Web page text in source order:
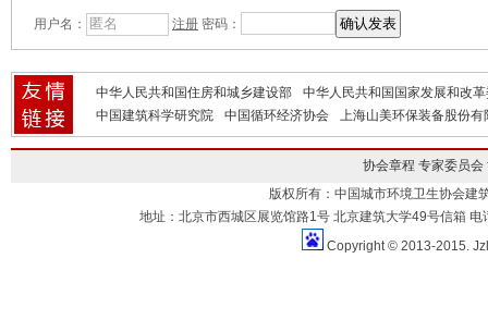
用户名： 注册 密码：
中华人民共和国住房和城乡建设部
中华人民共和国国家发展和改
中国建筑科学研究院
中国循环经济协会 上海山美环保装备股份有
协会章程 专家委员会
版权所有：中国城市环境卫生协会建
地址：北京市西城区展览馆路1号 北京建筑大学49号信箱
Copyright © 2013-2015.